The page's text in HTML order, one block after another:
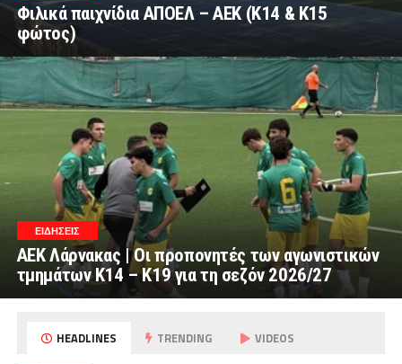
Φιλικά παιχνίδια ΑΠΟΕΛ – ΑΕΚ (Κ14 & Κ15
φώτος)
ΕΙΔΗΣΕΙΣ
AEK Λάρνακας | Οι προπονητές των αγωνιστικών
τμημάτων Κ14 – Κ19 για τη σεζόν 2026/27
HEADLINES TRENDING VIDEOS